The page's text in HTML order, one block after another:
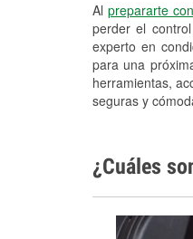
Alprepararte
perder el
experto en
para una
herramientas,
seguras y
¿Cuáles